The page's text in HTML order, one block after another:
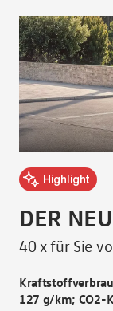
Highlight
DER
40 x für Sie
127 g/km; CO2-